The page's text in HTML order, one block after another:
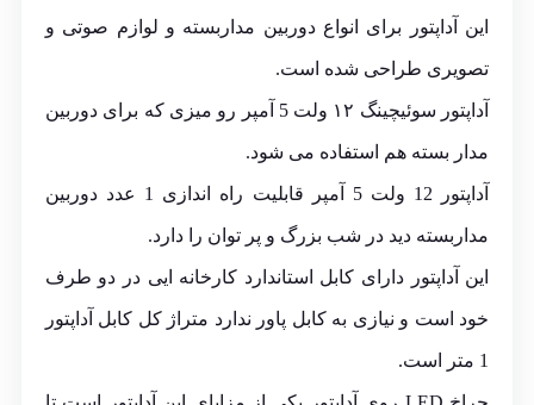
این آداپتور برای انواع دوربین مداربسته و لوازم صوتی و
تصویری طراحی شده است.
آداپتور سوئیچینگ ۱۲ ولت 5 آمپر رو میزی که برای دوربین
مدار بسته هم استفاده می شود.
آداپتور 12 ولت 5 آمپر قابلیت راه اندازی 1 عدد دوربین
مداربسته دید در شب بزرگ و پر توان را دارد.
این آداپتور دارای کابل استاندارد کارخانه ایی در دو طرف
خود است و نیازی به کابل پاور ندارد متراژ کل کابل آداپتور
1 متر است.